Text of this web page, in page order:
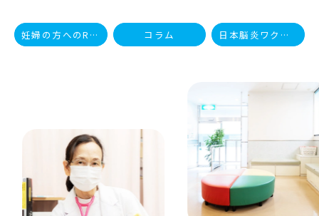
妊婦の方へのRSウイルスワクチンが定期接種になりました コラム 日本脳炎ワクチンの早めの接種をおすすめします